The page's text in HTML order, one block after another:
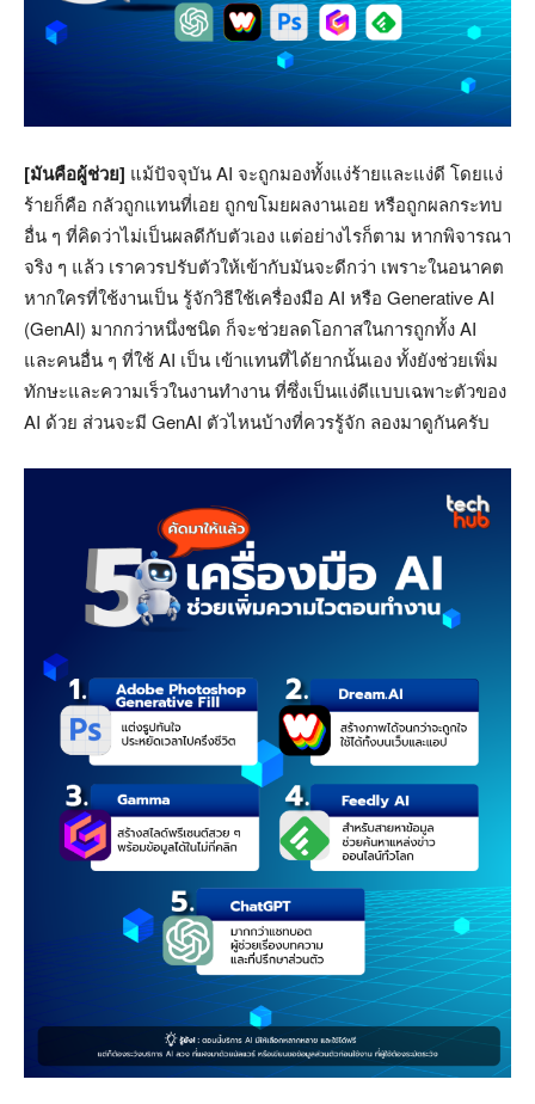
[มันคือผู้ช่วย] แม้ปัจจุบัน AI จะถูกมองทั้งแง่ร้ายและแง่ดี โดยแง่
ร้ายก็คือ กลัวถูกแทนที่เอย ถูกขโมยผลงานเอย หรือถูกผลกระทบ
อื่น ๆ ที่คิดว่าไม่เป็นผลดีกับตัวเอง แต่อย่างไรก็ตาม หากพิจารณา
จริง ๆ แล้ว เราควรปรับตัวให้เข้ากับมันจะดีกว่า เพราะในอนาคต
หากใครที่ใช้งานเป็น รู้จักวิธีใช้เครื่องมือ AI หรือ Generative AI
(GenAI) มากกว่าหนึ่งชนิด ก็จะช่วยลดโอกาสในการถูกทั้ง AI
และคนอื่น ๆ ที่ใช้ AI เป็น เข้าแทนที่ได้ยากนั้นเอง ทั้งยังช่วยเพิ่ม
ทักษะและความเร็วในงานทำงาน ที่ซึ่งเป็นแง่ดีแบบเฉพาะตัวของ
AI ด้วย ส่วนจะมี GenAI ตัวไหนบ้างที่ควรรู้จัก ลองมาดูกันครับ